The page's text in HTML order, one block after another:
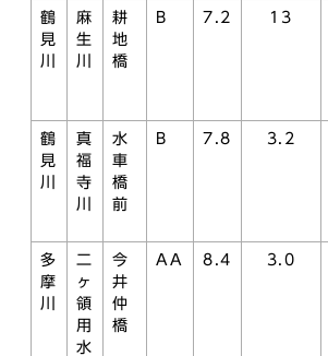
鶴
見
川
麻
生
川
耕
地
橋
B 7.2 13
鶴
見
川
真
福
寺
川
水
車
橋
前
B 7.8 3.2
多
摩
川
二
ヶ
領
用
水
今
井
仲
橋
AA 8.4 3.0